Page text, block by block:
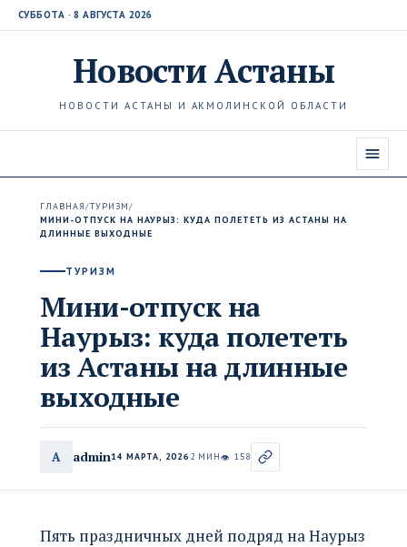
СУББОТА · 8 АВГУСТА 2026
НовостиАстаны
НОВОСТИ АСТАНЫ И АКМОЛИНСКОЙ ОБЛАСТИ
ГЛАВНАЯ/ТУРИЗМ/
МИНИ-ОТПУСК НА НАУРЫЗ: КУДА ПОЛЕТЕТЬ ИЗ АСТАНЫ НА
ДЛИННЫЕ ВЫХОДНЫЕ
ТУРИЗМ
Мини-отпуск на
Наурыз: куда полететь
из Астаны на длинные
выходные
A admin14 МАРТА, 2026 2 МИН👁 158
Пять праздничных дней подряд на Наурыз